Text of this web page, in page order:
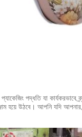
পদ্ধতি যা
হয়ে উঠবে। আপনি যদি